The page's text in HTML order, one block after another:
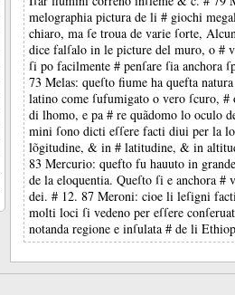
melographia pictura de li # giochi
chiaro, ma ſe troua de varie ſorte,
dice falſalo in le picture del muro, o #
ſi po facilmente # penſare ſia
73 Melas: queſto fiume ha quefta
latino come ſufumigato o vero ſcuro,
di lhomo, e pa # re quãdomo lo oculo
mini ſono dicti eſſere facti diui per la
lõgitudine, & in # latitudine, & in
83 Mercurio: quefto fu hauuto in
de la eloquentia. Queſto ſi e anchora
dei. # 12. 87 Meroni: cioe li leſigni
molti loci ſi vedeno per eſſere
notanda regione e inſulata # de li